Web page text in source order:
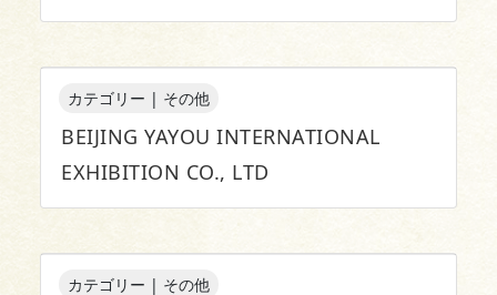
カテゴリー | その他
BEIJING YAYOU INTERNATIONAL
EXHIBITION CO., LTD
カテゴリー | その他